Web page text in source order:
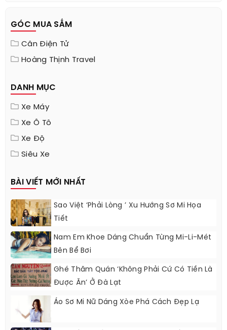
GÓC MUA SẮM
Cân Điện Tử
Hoàng Thịnh Travel
DANH MỤC
Xe Máy
Xe Ô Tô
Xe Độ
Siêu Xe
BÀI VIẾT MỚI NHẤT
Sao Việt ‘phải Lòng ’ Xu Hướng Sơ Mi Họa
Tiết
Nam Em Khoe Dáng Chuẩn Từng Mi-Li-Mét
Bên Bể Bơi
Ghé Thăm Quán ‘không Phải Cứ Có Tiền Là
Được Ăn’ Ở Đà Lạt
Áo Sơ Mi Nữ Dáng Xòe Phá Cách Đẹp Lạ